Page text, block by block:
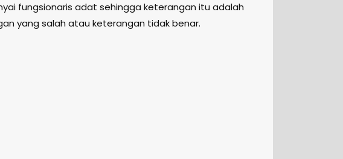
fungsionaris adat sehingga keterangan itu adalah
yang salah atau keterangan tidak benar.